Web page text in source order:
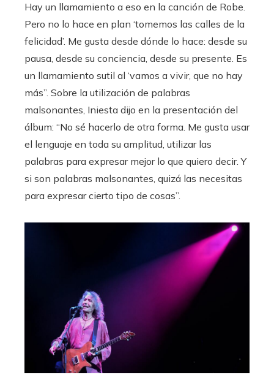
Hay un llamamiento a eso en la canción de Robe.
Pero no lo hace en plan ‘tomemos las calles de la
felicidad’. Me gusta desde dónde lo hace: desde su
pausa, desde su conciencia, desde su presente. Es
un llamamiento sutil al ‘vamos a vivir, que no hay
más”. Sobre la utilización de palabras
malsonantes, Iniesta dijo en la presentación del
álbum: “No sé hacerlo de otra forma. Me gusta usar
el lenguaje en toda su amplitud, utilizar las
palabras para expresar mejor lo que quiero decir. Y
si son palabras malsonantes, quizá las necesitas
para expresar cierto tipo de cosas”.